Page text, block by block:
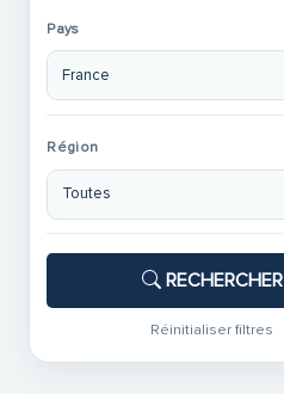
Pays
Région
RECHERCHER
Réinitialiser filtres